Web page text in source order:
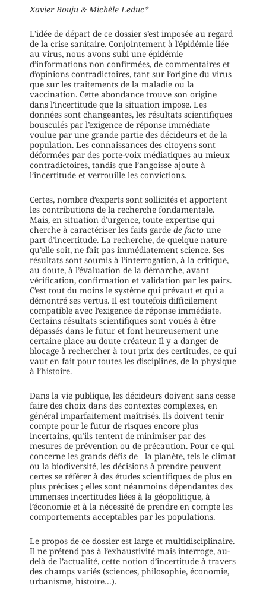
Xavier Bouju & Michèle Leduc*
L’idée de départ de ce dossier s’est imposée au regard
de la crise sanitaire. Conjointement à l’épidémie liée
au virus, nous avons subi une épidémie
d’informations non confirmées, de commentaires et
d’opinions contradictoires, tant sur l’origine du virus
que sur les traitements de la maladie ou la
vaccination. Cette abondance trouve son origine
dans l’incertitude que la situation impose. Les
données sont changeantes, les résultats scientifiques
bousculés par l’exigence de réponse immédiate
voulue par une grande partie des décideurs et de la
population. Les connaissances des citoyens sont
déformées par des porte-voix médiatiques au mieux
contradictoires, tandis que l’angoisse ajoute à
l’incertitude et verrouille les convictions.
Certes, nombre d’experts sont sollicités et apportent
les contributions de la recherche fondamentale.
Mais, en situation d’urgence, toute expertise qui
cherche à caractériser les faits garde de facto une
part d’incertitude. La recherche, de quelque nature
qu’elle soit, ne fait pas immédiatement science. Ses
résultats sont soumis à l’interrogation, à la critique,
au doute, à l’évaluation de la démarche, avant
vérification, confirmation et validation par les pairs.
C’est tout du moins le système qui prévaut et qui a
démontré ses vertus. Il est toutefois difficilement
compatible avec l’exigence de réponse immédiate.
Certains résultats scientifiques sont voués à être
dépassés dans le futur et font heureusement une
certaine place au doute créateur. Il y a danger de
blocage à rechercher à tout prix des certitudes, ce qui
vaut en fait pour toutes les disciplines, de la physique
à l’histoire.
Dans la vie publique, les décideurs doivent sans cesse
faire des choix dans des contextes complexes, en
général imparfaitement maîtrisés. Ils doivent tenir
compte pour le futur de risques encore plus
incertains, qu’ils tentent de minimiser par des
mesures de prévention ou de précaution. Pour ce qui
concerne les grands défis de la planète, tels le climat
ou la biodiversité, les décisions à prendre peuvent
certes se référer à des études scientifiques de plus en
plus précises ; elles sont néanmoins dépendantes des
immenses incertitudes liées à la géopolitique, à
l’économie et à la nécessité de prendre en compte les
comportements acceptables par les populations.
Le propos de ce dossier est large et multidisciplinaire.
Il ne prétend pas à l’exhaustivité mais interroge, au-
delà de l’actualité, cette notion d’incertitude à travers
des champs variés (sciences, philosophie, économie,
urbanisme, histoire…).